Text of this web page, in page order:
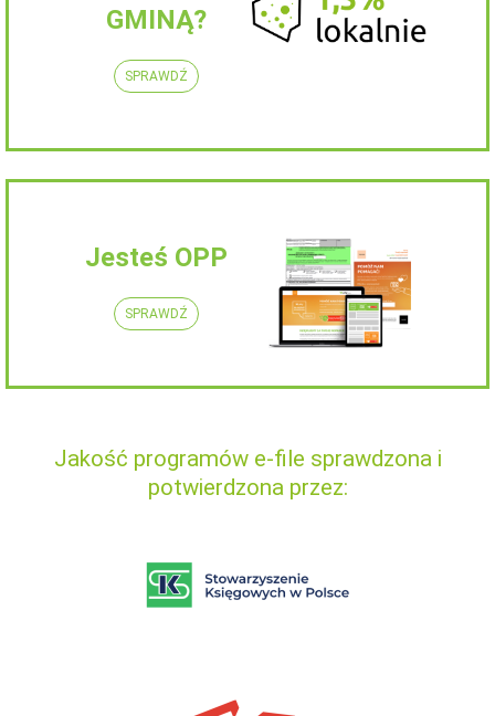
GMINĄ?
SPRAWDŹ
Jesteś OPP
SPRAWDŹ
Jakość programów e-file sprawdzona i
potwierdzona przez: